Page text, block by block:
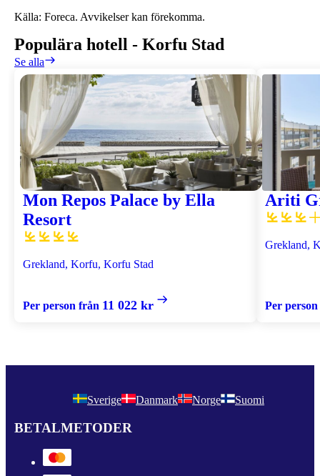
Källa: Foreca. Avvikelser kan förekomma.
Populära hotell - Korfu Stad
Se alla
Mon Repos Palace by Ella
Resort
Grekland, Korfu, Korfu Stad
Per person från 11 022 kr
Ariti
Grekland,
Per
Sverige Danmark Norge Suomi
BETALMETODER